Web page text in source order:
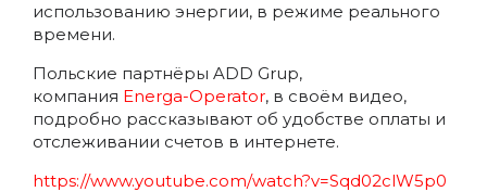
использованию энергии, в режиме реального
времени.
Польские партнёры ADD Grup,
компания Energa-Operator, в своём видео,
подробно рассказывают об удобстве оплаты и
отслеживании счетов в интернете.
https://www.youtube.com/watch?v=Sqd02clW5p0